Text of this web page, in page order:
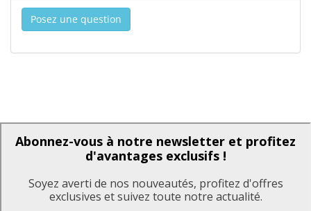
Posez une question